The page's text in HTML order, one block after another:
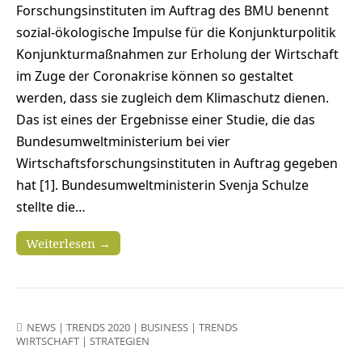
Forschungsinstituten im Auftrag des BMU benennt
sozial-ökologische Impulse für die Konjunkturpolitik
Konjunkturmaßnahmen zur Erholung der Wirtschaft
im Zuge der Coronakrise können so gestaltet
werden, dass sie zugleich dem Klimaschutz dienen.
Das ist eines der Ergebnisse einer Studie, die das
Bundesumweltministerium bei vier
Wirtschaftsforschungsinstituten in Auftrag gegeben
hat [1]. Bundesumweltministerin Svenja Schulze
stellte die…
Weiterlesen →
NEWS | TRENDS 2020 | BUSINESS | TRENDS
WIRTSCHAFT | STRATEGIEN